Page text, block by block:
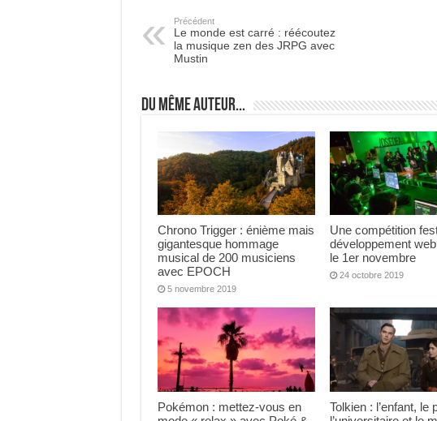
Précédent
Le monde est carré : réécoutez
la musique zen des JRPG avec
Mustin
Du même auteur...
Chrono Trigger : énième mais
gigantesque hommage
musical de 200 musiciens
avec EPOCH
5 novembre 2019
Une compétition
développement
le 1er novembre
24 octobre 2019
Pokémon : mettez-vous en
Tolkien : l’enfant, le